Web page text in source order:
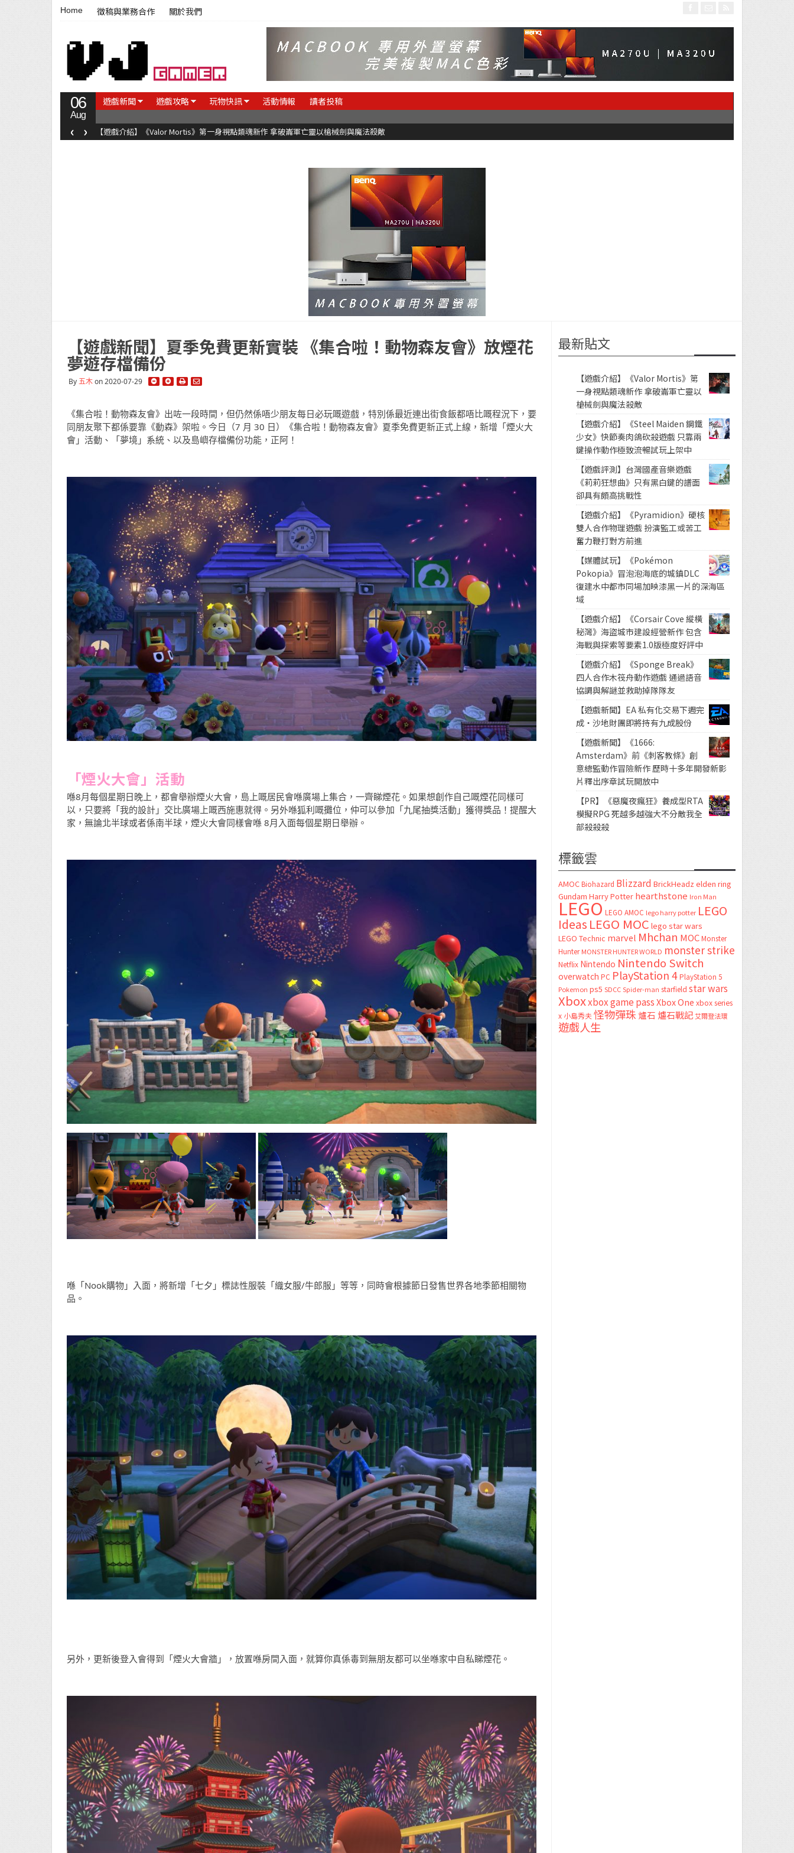
Home 徵稿與業務合作 關於我們
06
Aug
遊戲新聞 遊戲攻略 玩物快訊 活動情報 讀者投稿
【遊戲介紹】《Valor Mortis》第一身視點類魂新作 拿破崙軍亡靈以槍械劍與魔法殺敵
‹ ›
【遊戲新聞】夏季免費更新實裝 《集合啦！動物森友會》放煙花
夢遊存檔備份
By五木on 2020-07-29
《集合啦！動物森友會》出咗一段時間，但仍然係唔少朋友每日必玩嘅遊戲，特別係最近連出街食飯都唔比嘅程況下，要
同朋友聚下都係要靠《動森》架啦。今日（7 月 30 日）《集合啦！動物森友會》夏季免費更新正式上線，新增「煙火大
會」活動、「夢境」系統、以及島嶼存檔備份功能，正阿！
「煙火大會」活動
喺8月每個星期日晚上，都會舉辦煙火大會，島上嘅居民會喺廣場上集合，一齊睇煙花。如果想創作自己嘅煙花同樣可
以，只要將「我的設計」交比廣場上嘅西施惠就得。另外喺狐利嘅攤位，仲可以參加「九尾抽獎活動」獲得獎品！提醒大
家，無論北半球或者係南半球，煙火大會同樣會喺 8月入面每個星期日舉辦。
喺「Nook購物」入面，將新增「七夕」標誌性服裝「織女服/牛郎服」等等，同時會根據節日發售世界各地季節相關物
品。
另外，更新後登入會得到「煙火大會牆」，放置喺房間入面，就算你真係毒到無朋友都可以坐喺家中自私睇煙花。
最新貼文
【遊戲介紹】《Valor Mortis》第
一身視點類魂新作 拿破崙軍亡靈以
槍械劍與魔法殺敵
【遊戲介紹】《Steel Maiden 鋼鐵
少女》快節奏肉鴿砍殺遊戲 只靠兩
鍵操作動作極致流暢試玩上架中
【遊戲評測】台灣國產音樂遊戲
《莉莉狂想曲》只有黑白鍵的譜面
卻具有頗高挑戰性
【遊戲介紹】《Pyramidion》硬核
雙人合作物理遊戲 扮演監工或苦工
奮力鞭打對方前進
【媒體試玩】《Pokémon
Pokopia》冒泡泡海底的城鎮DLC
復建水中都市同場加映漆黑一片的深海區
域
【遊戲介紹】《Corsair Cove 縱橫
秘灣》海盜城市建設經營新作 包含
海戰與探索等要素1.0版極度好評中
【遊戲介紹】《Sponge Break》
四人合作木筏舟動作遊戲 通過語音
協調與解謎並救助掉隊隊友
【遊戲新聞】EA 私有化交易下週完
成・沙地財團即將持有九成股份
【遊戲新聞】《1666:
Amsterdam》前《刺客教條》創
意總監動作冒險新作 歷時十多年開發新影
片釋出序章試玩開放中
【PR】《惡魔夜瘋狂》養成型RTA
模擬RPG 死越多越強大不分敵我全
部殺殺殺
標籤雲
AMOC Biohazard Blizzard BrickHeadz elden ring
Gundam Harry Potter hearthstone Iron Man
LEGO LEGO AMOC lego harry potter LEGO
Ideas LEGO MOC lego star wars
LEGO Technic marvel Mhchan MOC Monster
Hunter MONSTER HUNTER WORLD monster strike
Netflix Nintendo Nintendo Switch
overwatch PC PlayStation 4 PlayStation 5
Pokemon ps5 SDCC Spider-man starfield star wars
Xboxxbox game passXbox One xbox series
x 小島秀夫怪物彈珠 爐石 爐石戰記艾爾登法環
遊戲人生